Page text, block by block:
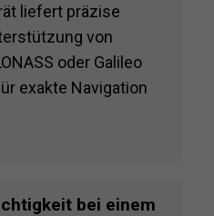
liefert präzise
von
oder Galileo
exakte Navigation
bei einem